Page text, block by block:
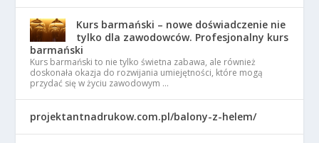
Kurs barmański – nowe doświadczenie nie
tylko dla zawodowców. Profesjonalny kurs
barmański
Kurs barmański to nie tylko świetna zabawa, ale również
doskonała okazja do rozwijania umiejętności, które mogą
przydać się w życiu zawodowym …
projektantnadrukow.com.pl/balony-z-helem/